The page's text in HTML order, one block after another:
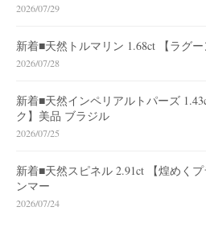
2026/07/29
新着■天然トルマリン 1.68ct 【ラグ
2026/07/28
新着■天然インペリアルトパーズ
ク】美品 ブラジル
2026/07/25
新着■天然スピネル 2.91ct 【煌めく
ンマー
2026/07/24